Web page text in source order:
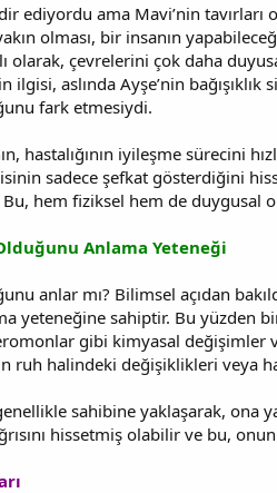
ediyordu ama Mavi’nin
olması, bir insanın
olarak, çevrelerini çok daha
aslında Ayşe’nin bağışıklık
fark etmesiydi.
iyileşme sürecini
sadece şefkat gösterdiğini
hem fiziksel hem de duygusal
Anlama Yeteneği
anlar mı? Bilimsel açıdan
yeteneğine sahiptir. Bu yüzden
gibi kimyasal
ruh halindeki değişiklikleri veya
sahibine yaklaşarak, ona
hissetmiş olabilir ve bu,